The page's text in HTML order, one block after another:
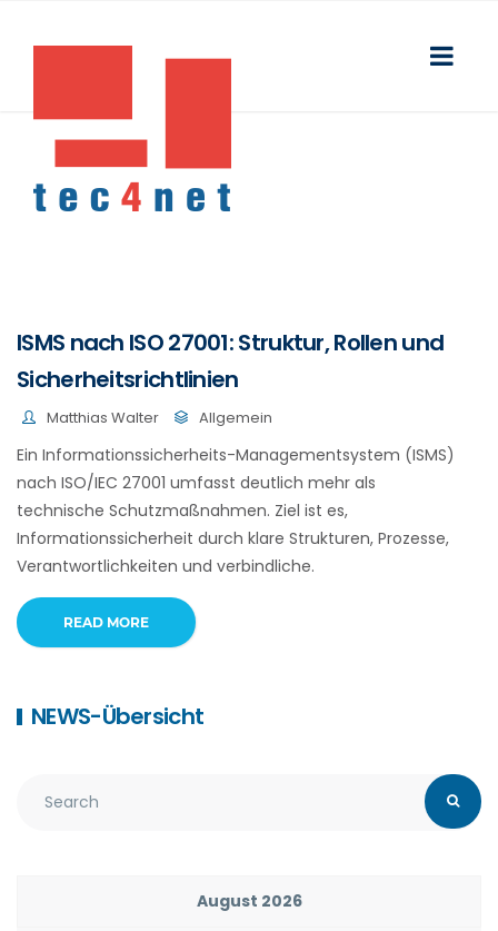
ISMS nach ISO 27001: Struktur, Rollen und
Sicherheitsrichtlinien
Matthias Walter Allgemein
Ein Informationssicherheits-Managementsystem (ISMS)
nach ISO/IEC 27001 umfasst deutlich mehr als
technische Schutzmaßnahmen. Ziel ist es,
Informationssicherheit durch klare Strukturen, Prozesse,
Verantwortlichkeiten und verbindliche.
READ MORE
NEWS-Übersicht
August 2026